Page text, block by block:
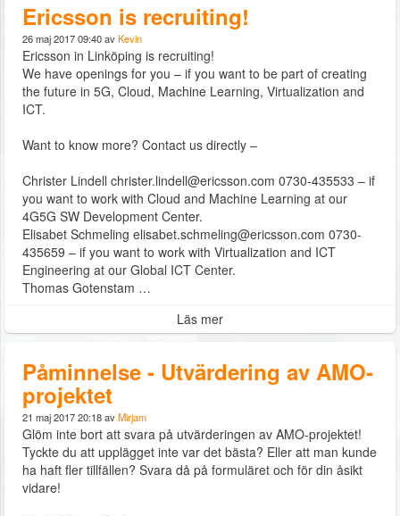
Ericsson is recruiting!
26 maj 2017 09:40 avKevin
Ericsson in Linköping is recruiting!
We have openings for you – if you want to be part of creating
the future in 5G, Cloud, Machine Learning, Virtualization and
ICT.
Want to know more? Contact us directly –
Christer Lindell christer.lindell@ericsson.com 0730-435533 – if
you want to work with Cloud and Machine Learning at our
4G5G SW Development Center.
Elisabet Schmeling elisabet.schmeling@ericsson.com 0730-
435659 – if you want to work with Virtualization and ICT
Engineering at our Global ICT Center.
Thomas Gotenstam …
Läs mer
Påminnelse - Utvärdering av AMO-
projektet
21 maj 2017 20:18 avMirjam
Glöm inte bort att svara på utvärderingen av AMO-projektet!
Tyckte du att upplägget inte var det bästa? Eller att man kunde
ha haft fler tillfällen? Svara då på formuläret och för din åsikt
vidare!